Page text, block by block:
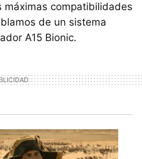
máximas compatibilidades
de un sistema
A15 Bionic.